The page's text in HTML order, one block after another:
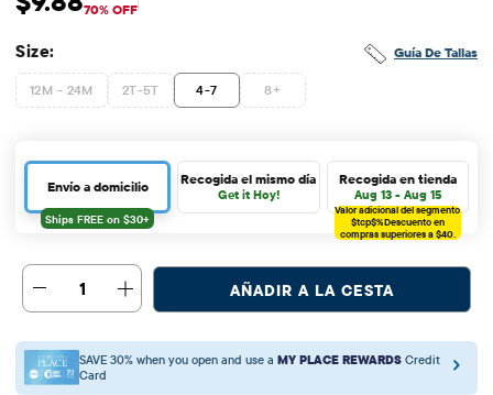
Precio de venta: $9.88Precio original: $32.95
70% OFF
Guía De Tallas
Size:
12M - 24M 2T-5T 4-7 8+
Envío a domicilio Recogida el mismo día
Get it Hoy!
Recogida en tienda
Aug 13 - Aug 15
Valor adicional del segmento
$tcp$%Descuento en
compras superiores a $40.
1 AÑADIR A LA CESTA
SAVE 30% when you open and use a MY PLACE REWARDS Credit
Card